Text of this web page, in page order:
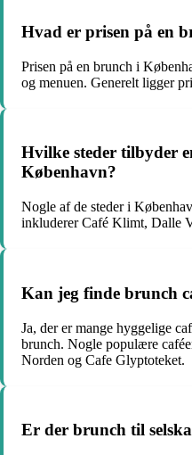
Hvad er prisen på en
Prisen på en brunch i
og menuen. Generelt ligger
Hvilke steder tilbyder
København?
Nogle af de steder i
inkluderer Café Klimt, Dalle
Kan jeg finde brunch
Ja, der er mange hyggelige
brunch. Nogle populære
Norden og Cafe Glyptoteket.
Er der brunch til